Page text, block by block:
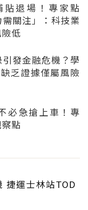
退場！專家點
需關注」：科技業
低
發金融危機？學
乏證據僅屬風險
必急搶上車！專
點
捷運士林站TOD